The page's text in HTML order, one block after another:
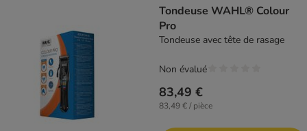
Tondeuse WAHL® Colour
Pro
Tondeuse avec tête de rasage
83,49 €
83,49 € / pièce
Non évalué